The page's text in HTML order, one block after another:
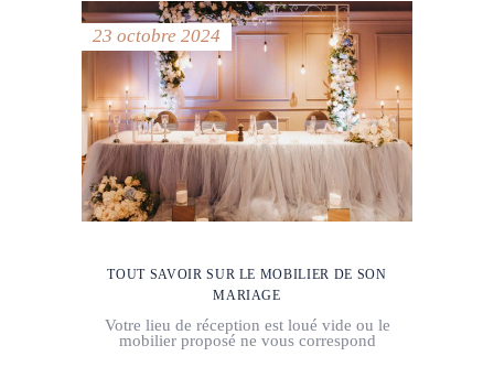
23 octobre 2024
TOUT SAVOIR SUR LE MOBILIER DE SON
MARIAGE
Votre lieu de réception est loué vide ou le
mobilier proposé ne vous correspond